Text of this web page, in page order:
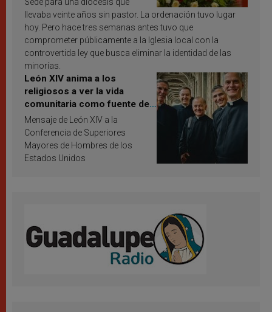
Sede para una diócesis que
llevaba veinte años sin pastor. La ordenación tuvo lugar
hoy. Pero hace tres semanas antes tuvo que
comprometer públicamente a la Iglesia local con la
controvertida ley que busca eliminar la identidad de las
minorías.
León XIV anima a los
religiosos a ver la vida
comunitaria como fuente de
inspiración y santificación
Mensaje de León XIV a la
Conferencia de Superiores
Mayores de Hombres de los
Estados Unidos